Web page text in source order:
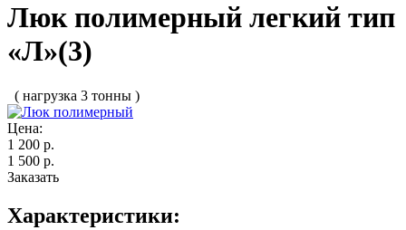
Люк полимерный легкий тип
«Л»(3)
( нагрузка 3 тонны )
Цена:
1 200 р.
1 500 р.
Заказать
Характеристики: